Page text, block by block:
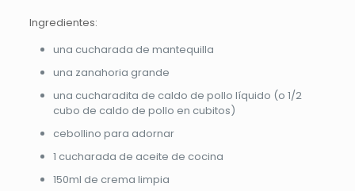
Ingredientes:
una cucharada de mantequilla
una zanahoria grande
una cucharadita de caldo de pollo líquido (o 1/2
cubo de caldo de pollo en cubitos)
cebollino para adornar
1 cucharada de aceite de cocina
150ml de crema limpia